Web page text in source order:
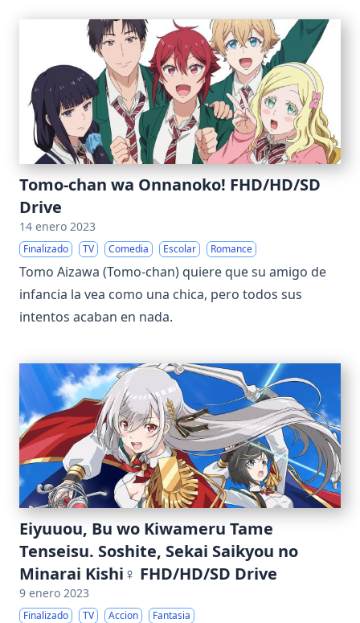
Tomo-chan wa Onnanoko! FHD/HD/SD
Drive
14 enero 2023
Finalizado TV Comedia Escolar Romance
Tomo Aizawa (Tomo-chan) quiere que su amigo de
infancia la vea como una chica, pero todos sus
intentos acaban en nada.
Eiyuuou, Bu wo Kiwameru Tame
Tenseisu. Soshite, Sekai Saikyou no
Minarai Kishi♀ FHD/HD/SD Drive
9 enero 2023
Finalizado TV Accion Fantasia